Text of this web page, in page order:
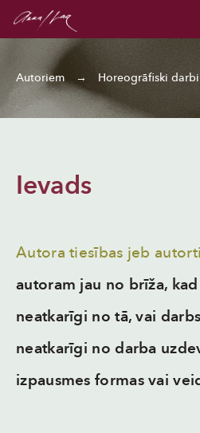
Autoriem → Horeogrāfiski darbi
Ievads
Autora tiesības jeb
autoram jau no brīža,
neatkarīgi no tā, vai
neatkarīgi no darba
izpausmes formas vai